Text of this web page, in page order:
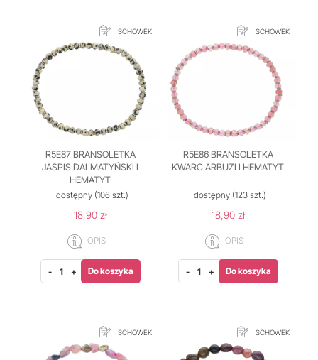
SCHOWEK
R5E87 BRANSOLETKA
JASPIS DALMATYŃSKI I
HEMATYT
dostępny(106 szt.)
18,90 zł
OPIS
- + Do koszyka
SCHOWEK
R5E86 BRANSOLETKA
KWARC ARBUZI I HEMATYT
dostępny(123 szt.)
18,90 zł
OPIS
- + Do koszyka
SCHOWEK SCHOWEK